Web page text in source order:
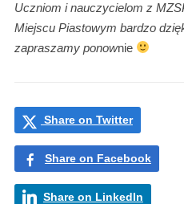
Uczniom i nauczycielom z
Miejscu Piastowym bardzo
zapraszamy ponownie
Share on Twitter
Share on Facebook
Share on LinkedIn